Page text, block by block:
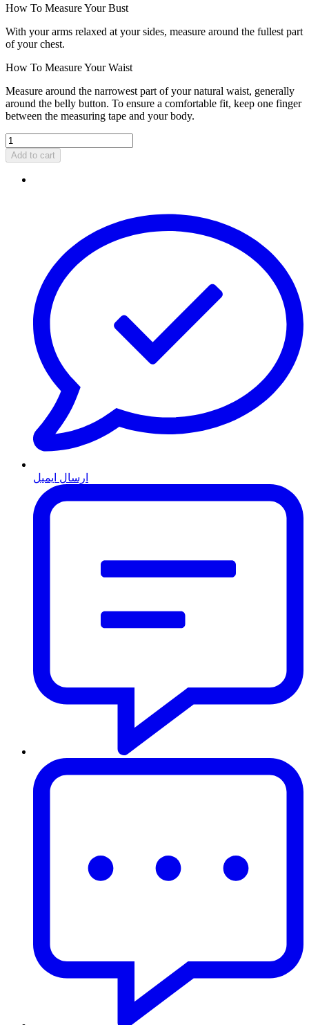
How To Measure Your Bust
With your arms relaxed at your sides, measure around the fullest part
of your chest.
How To Measure Your Waist
Measure around the narrowest part of your natural waist, generally
around the belly button. To ensure a comfortable fit, keep one finger
between the measuring tape and your body.
Add to cart
ارسال ایمیل